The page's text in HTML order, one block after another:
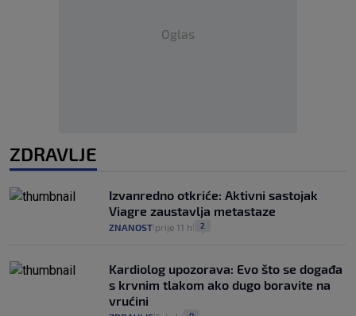
Oglas
ZDRAVLJE
Izvanredno otkriće: Aktivni sastojak
Viagre zaustavlja metastaze
ZNANOST prije 11 h 2
Kardiolog upozorava: Evo što se događa
s krvnim tlakom ako dugo boravite na
vrućini